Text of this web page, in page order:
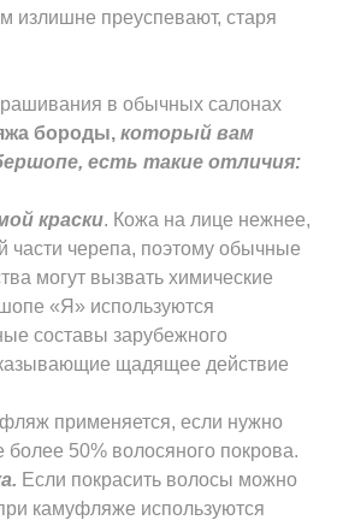
излишне преуспевают, старя
в обычных салонах
бороды, который вам
есть такие отличия:
краски. Кожа на лице нежнее,
части черепа, поэтому обычные
могут вызвать химические
«Я» используются
составы зарубежного
щадящее действие
применяется, если нужно
более 50% волосяного покрова.
Если покрасить волосы можно
камуфляже используются